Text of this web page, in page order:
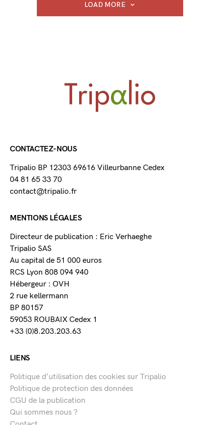
LOAD MORE
CONTACTEZ-NOUS
Tripalio BP 12303 69616 Villeurbanne Cedex
04 81 65 33 70
contact@tripalio.fr
MENTIONS LÉGALES
Directeur de publication : Eric Verhaeghe
Tripalio SAS
Au capital de 51 000 euros
RCS Lyon 808 094 940
Hébergeur : OVH
2 rue kellermann
BP 80157
59053 ROUBAIX Cedex 1
+33 (0)8.203.203.63
LIENS
Politique d’utilisation des cookies sur Tripalio
Politique de protection des données
CGU de la publication
Qui sommes nous ?